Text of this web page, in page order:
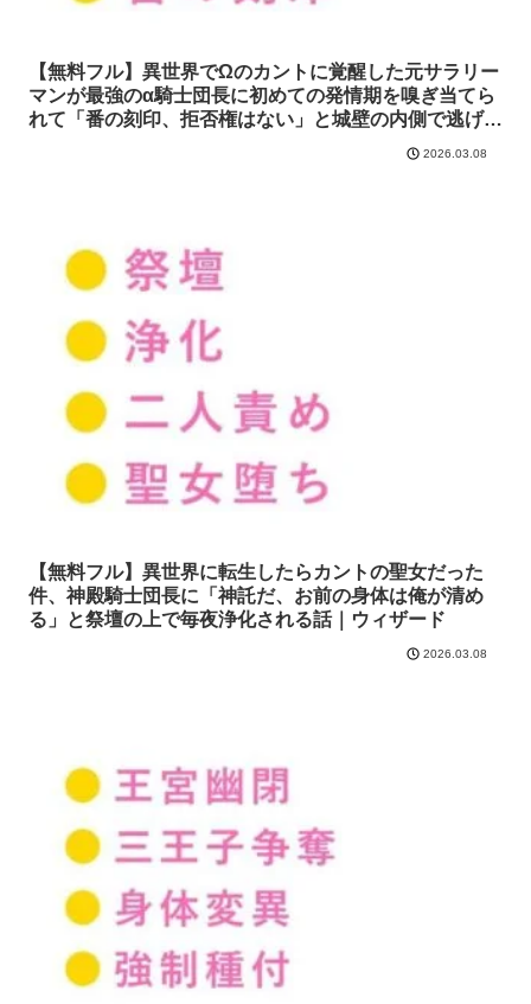
【無料フル】異世界でΩのカントに覚醒した元サラリー
マンが最強のα騎士団長に初めての発情期を嗅ぎ当てら
れて「番の刻印、拒否権はない」と城壁の内側で逃げ場
2026.03.08
【無料フル】異世界に転生したらカントの聖女だった
件、神殿騎士団長に「神託だ、お前の身体は俺が清め
る」と祭壇の上で毎夜浄化される話｜ウィザード
2026.03.08